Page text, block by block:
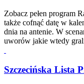
Zobacz pełen program
także cofnąć datę w
dnia na antenie. W
uworów jakie wtedy
Szczecińska Lista